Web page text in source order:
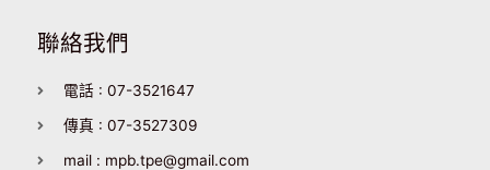
聯絡我們
電話 : 07-3521647
傳真 : 07-3527309
mail : mpb.tpe@gmail.com